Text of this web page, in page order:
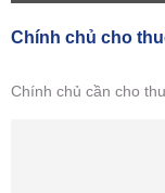
Chính chủ cho
Chính chủ cần cho